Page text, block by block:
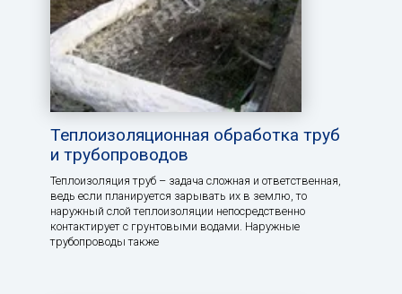
Теплоизоляционная обработка труб
и трубопроводов
Теплоизоляция труб – задача сложная и ответственная,
ведь если планируется зарывать их в землю, то
наружный слой теплоизоляции непосредственно
контактирует с грунтовыми водами. Наружные
трубопроводы также